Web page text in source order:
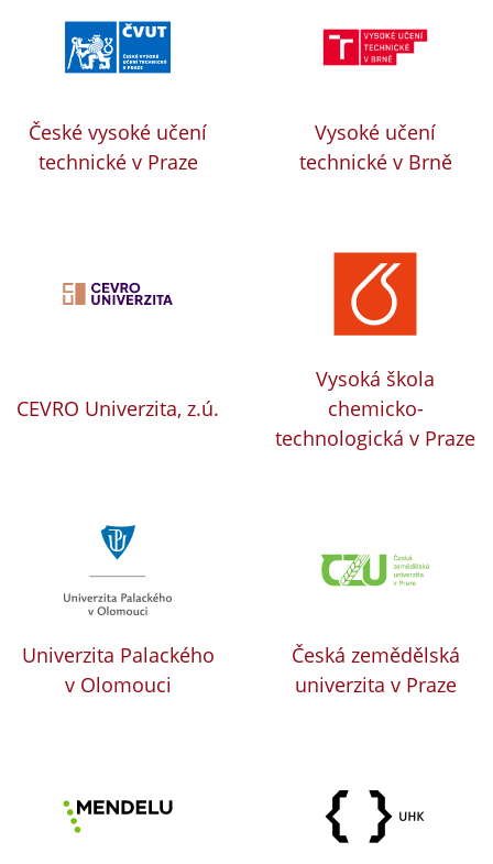
České vysoké učení
technické v Praze
Vysoké učení
technické v Brně
CEVRO Univerzita, z.ú.
Vysoká škola
chemicko-
technologická v Praze
Univerzita Palackého
v Olomouci
Česká zemědělská
univerzita v Praze